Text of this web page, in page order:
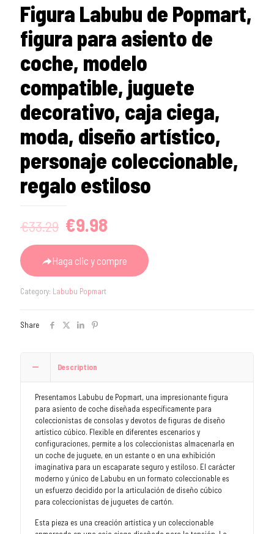
Figura Labubu de Popmart,
figura para asiento de
coche, modelo
compatible, juguete
decorativo, caja ciega,
moda, diseño artístico,
personaje coleccionable,
regalo estiloso
€33.29 Original
price
was:
€33.29.
€9.98
price
is:
€9.98.
Haga clic y compre
Category: Labubu Popmart
Share
Description
Presentamos Labubu de Popmart, una impresionante figura
para asiento de coche diseñada específicamente para
coleccionistas de consolas y devotos de figuras de diseño
artístico cúbico. Flexible en diferentes escenarios y
configuraciones, permite a los coleccionistas almacenarla en
un coche de juguete, en un estante o en una exhibición
imaginativa para un escaparate seguro y estiloso. El carácter
moderno y único de Labubu en un formato coleccionable es
un esfuerzo decidido por la articulación de diseño cúbico
para coleccionistas de juguetes de cartón.
Esta pieza es una creación artística y un coleccionable